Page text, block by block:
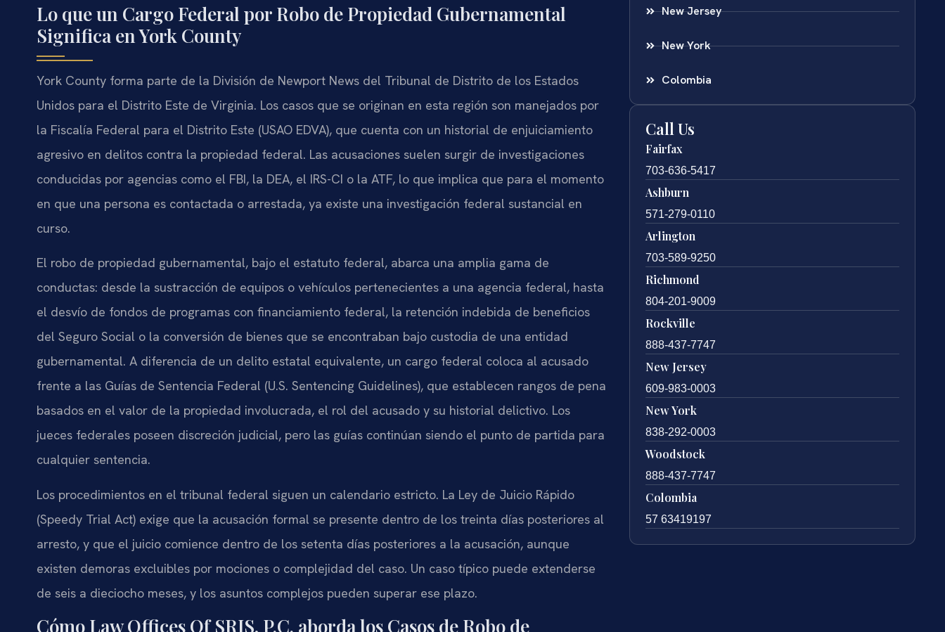
Lo que un Cargo Federal por Robo de Propiedad Gubernamental
Significa en York County
York County forma parte de la División de Newport News del Tribunal de Distrito de los Estados
Unidos para el Distrito Este de Virginia. Los casos que se originan en esta región son manejados por
la Fiscalía Federal para el Distrito Este (USAO EDVA), que cuenta con un historial de enjuiciamiento
agresivo en delitos contra la propiedad federal. Las acusaciones suelen surgir de investigaciones
conducidas por agencias como el FBI, la DEA, el IRS-CI o la ATF, lo que implica que para el momento
en que una persona es contactada o arrestada, ya existe una investigación federal sustancial en
curso.
El robo de propiedad gubernamental, bajo el estatuto federal, abarca una amplia gama de
conductas: desde la sustracción de equipos o vehículos pertenecientes a una agencia federal, hasta
el desvío de fondos de programas con financiamiento federal, la retención indebida de beneficios
del Seguro Social o la conversión de bienes que se encontraban bajo custodia de una entidad
gubernamental. A diferencia de un delito estatal equivalente, un cargo federal coloca al acusado
frente a las Guías de Sentencia Federal (U.S. Sentencing Guidelines), que establecen rangos de pena
basados en el valor de la propiedad involucrada, el rol del acusado y su historial delictivo. Los
jueces federales poseen discreción judicial, pero las guías continúan siendo el punto de partida para
cualquier sentencia.
Los procedimientos en el tribunal federal siguen un calendario estricto. La Ley de Juicio Rápido
(Speedy Trial Act) exige que la acusación formal se presente dentro de los treinta días posteriores al
arresto, y que el juicio comience dentro de los setenta días posteriores a la acusación, aunque
existen demoras excluibles por mociones o complejidad del caso. Un caso típico puede extenderse
de seis a dieciocho meses, y los asuntos complejos pueden superar ese plazo.
Cómo Law Offices Of SRIS, P.C. aborda los Casos de Robo de
New Jersey
New York
Colombia
Call Us
Fairfax
703-636-5417
Ashburn
571-279-0110
Arlington
703-589-9250
Richmond
804-201-9009
Rockville
888-437-7747
New Jersey
609-983-0003
New York
838-292-0003
Woodstock
888-437-7747
Colombia
57 63419197